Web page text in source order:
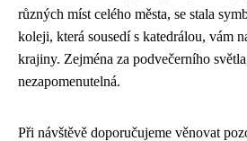
různých míst celého města, se stala
koleji, která sousedí s katedrálou, vám
krajiny. Zejména za podvečerního
nezapomenutelná.
Při návštěvě doporučujeme věnovat